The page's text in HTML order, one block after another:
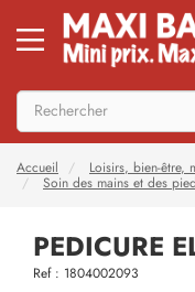
Accueil Loisirs, bien-être,
Soin des mains et des
PEDICURE
Ref : 1804002093